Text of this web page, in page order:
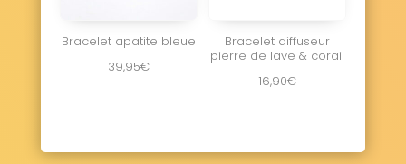
Bracelet apatite bleue
39,95€
Bracelet diffuseur
pierre de lave & corail
16,90€